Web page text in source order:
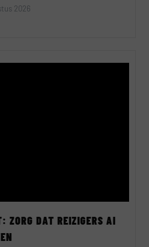
2026
ZORG DAT REIZIGERS AI